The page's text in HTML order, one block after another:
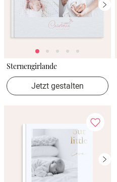
Sternengirlande
Jetzt gestalten